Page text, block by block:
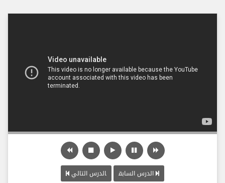
الدرس السابق الدرس التالي